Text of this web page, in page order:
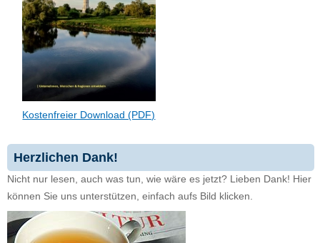
Kostenfreier Download (PDF)
Herzlichen Dank!
Nicht nur lesen, auch was tun, wie wäre es jetzt? Lieben Dank! Hier
können Sie uns unterstützen, einfach aufs Bild klicken.